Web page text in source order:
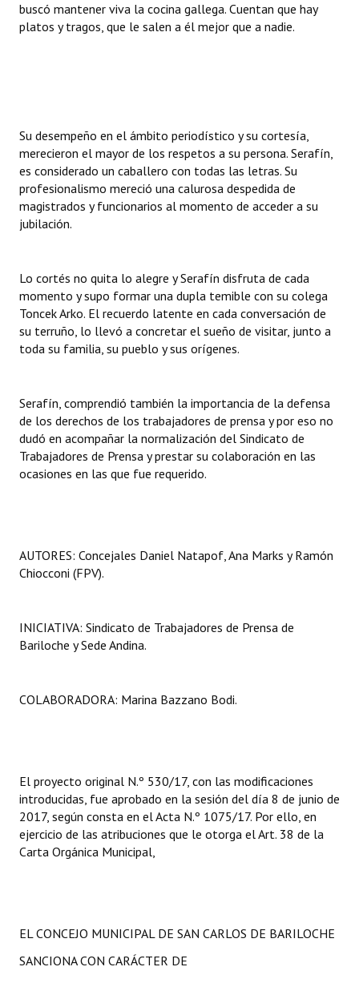
buscó mantener viva la cocina gallega. Cuentan que hay
platos y tragos, que le salen a él mejor que a nadie.
Su desempeño en el ámbito periodístico y su cortesía,
merecieron el mayor de los respetos a su persona. Serafín,
es considerado un caballero con todas las letras. Su
profesionalismo mereció una calurosa despedida de
magistrados y funcionarios al momento de acceder a su
jubilación.
Lo cortés no quita lo alegre y Serafín disfruta de cada
momento y supo formar una dupla temible con su colega
Toncek Arko. El recuerdo latente en cada conversación de
su terruño, lo llevó a concretar el sueño de visitar, junto a
toda su familia, su pueblo y sus orígenes.
Serafín, comprendió también la importancia de la defensa
de los derechos de los trabajadores de prensa y por eso no
dudó en acompañar la normalización del Sindicato de
Trabajadores de Prensa y prestar su colaboración en las
ocasiones en las que fue requerido.
AUTORES: Concejales Daniel Natapof, Ana Marks y Ramón
Chiocconi (FPV).
INICIATIVA: Sindicato de Trabajadores de Prensa de
Bariloche y Sede Andina.
COLABORADORA: Marina Bazzano Bodi.
El proyecto original N.º 530/17, con las modificaciones
introducidas, fue aprobado en la sesión del día 8 de junio de
2017, según consta en el Acta N.º 1075/17. Por ello, en
ejercicio de las atribuciones que le otorga el Art. 38 de la
Carta Orgánica Municipal,
EL CONCEJO MUNICIPAL DE SAN CARLOS DE BARILOCHE
SANCIONA CON CARÁCTER DE